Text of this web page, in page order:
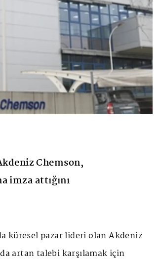
Chemson,
imza attığını
küresel pazar lideri olan Akdeniz
artan talebi karşılamak için